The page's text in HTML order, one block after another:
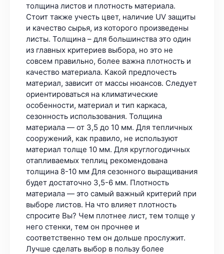
толщина листов и плотность материала.
Стоит также учесть цвет, наличие UV защиты
и качество сырья, из которого произведены
листы. Толщина – для большинства это один
из главных критериев выбора, но это не
совсем правильно, более важна плотность и
качество материала. Какой предпочесть
материал, зависит от массы нюансов. Следует
ориентироваться на климатические
особенности, материал и тип каркаса,
сезонность использования. Толщина
материала — от 3,5 до 10 мм. Для тепличных
сооружений, как правило, не используют
материал толще 10 мм. Для круглогодичных
отапливаемых теплиц рекомендована
толщина 8-10 мм Для сезонного выращивания
будет достаточно 3,5-6 мм. Плотность
материала — это самый важный критерий при
выборе листов. На что влияет плотность
спросите Вы? Чем плотнее лист, тем толще у
него стенки, тем он прочнее и
соответственно тем он дольше прослужит.
Лучше сделать выбор в пользу более